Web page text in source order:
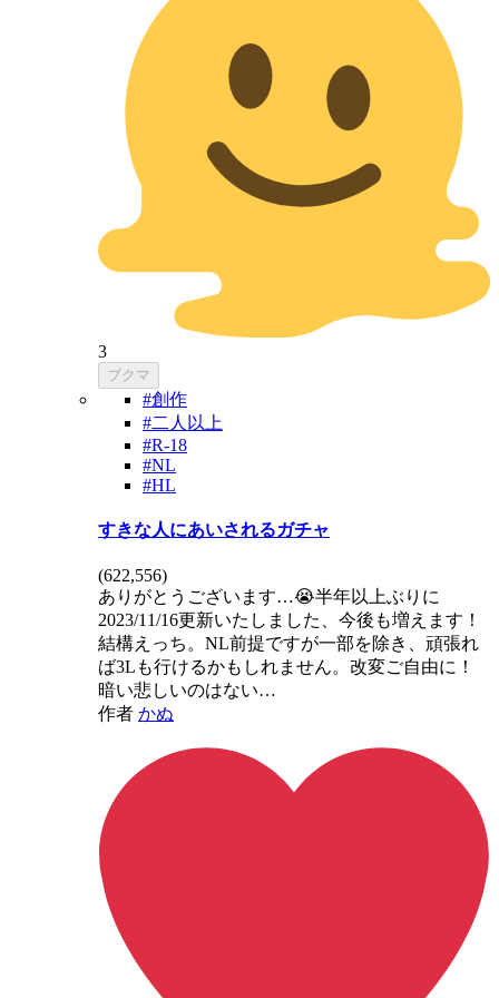
3
ブクマ
#創作
#二人以上
#R-18
#NL
#HL
すきな人にあいされるガチャ
(622,556)
ありがとうございます…😭半年以上ぶりに
2023/11/16更新いたしました、今後も増えます！
結構えっち。NL前提ですが一部を除き、頑張れ
ば3Lも行けるかもしれません。改変ご自由に！
暗い悲しいのはない…
作者 かぬ